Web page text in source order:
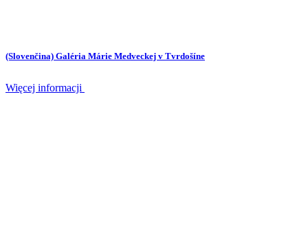
(Slovenčina) Galéria Márie Medveckej v Tvrdošíne
Więcej informacji